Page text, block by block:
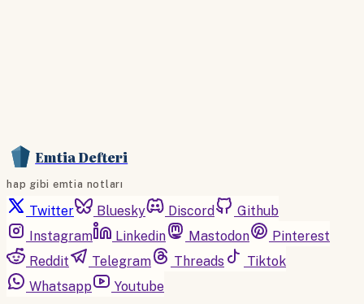
Emtia Defteri
hap gibi emtia notları
Twitter Bluesky Discord
Github
Instagram
Linkedin Mastodon
Pinterest
Reddit
Telegram Threads
Tiktok
Whatsapp
Youtube